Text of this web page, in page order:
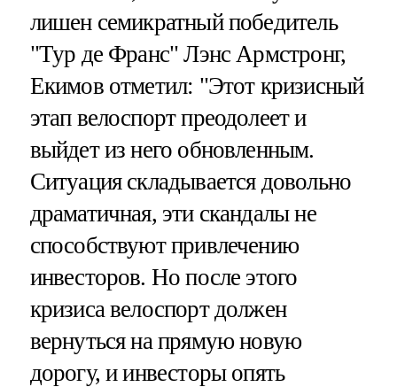
лишен семикратный победитель
"Тур де Франс" Лэнс Армстронг,
Екимов отметил: "Этот кризисный
этап велоспорт преодолеет и
выйдет из него обновленным.
Ситуация складывается довольно
драматичная, эти скандалы не
способствуют привлечению
инвесторов. Но после этого
кризиса велоспорт должен
вернуться на прямую новую
дорогу, и инвесторы опять